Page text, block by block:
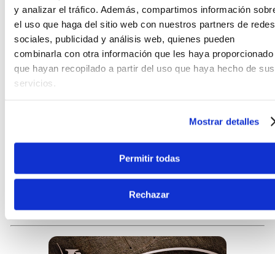
y analizar el tráfico. Además, compartimos información
el uso que haga del sitio web con nuestros partners de redes
sociales, publicidad y análisis web, quienes pueden
combinarla con otra información que les haya proporcionado
que hayan recopilado a partir del uso que haya hecho de sus
servicios.
Mostrar detalles
Permitir todas
Rechazar
La característica estrella de la línea Grip Wizard es
su revolucionaria superficie con tecnología Sand
Grip, un patrón texturizado de arena fina adherido a
ambas caras que ofrece propiedades
bajo las condiciones más extremas de sudoración
sobre el escenario. Cada pieza está fabricada con
poliacetal (Polyacetal) de alta ingeniería en un
una durabilidad sobresaliente frente al desgaste
continuo por fricción y produce un tono brillante,
definido y con un ataque sumamente percusivo.